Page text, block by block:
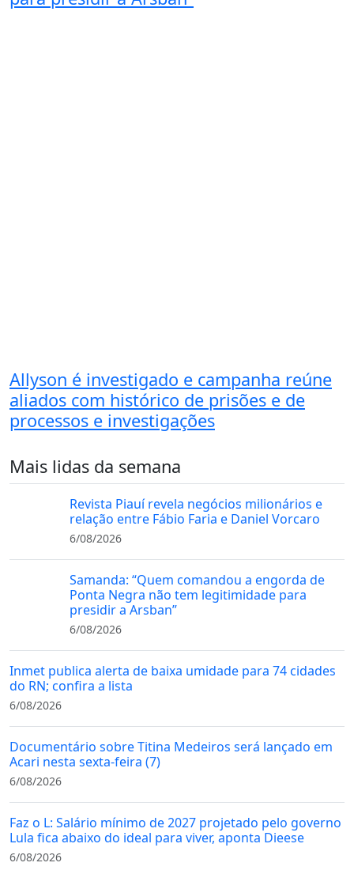
Allyson é investigado e campanha reúne
aliados com histórico de prisões e de
processos e investigações
Mais lidas da semana
Revista Piauí revela negócios milionários e
relação entre Fábio Faria e Daniel Vorcaro
6/08/2026
Samanda: “Quem comandou a engorda de
Ponta Negra não tem legitimidade para
presidir a Arsban”
6/08/2026
Inmet publica alerta de baixa umidade para 74 cidades
do RN; confira a lista
6/08/2026
Documentário sobre Titina Medeiros será lançado em
Acari nesta sexta-feira (7)
6/08/2026
Faz o L: Salário mínimo de 2027 projetado pelo governo
Lula fica abaixo do ideal para viver, aponta Dieese
6/08/2026